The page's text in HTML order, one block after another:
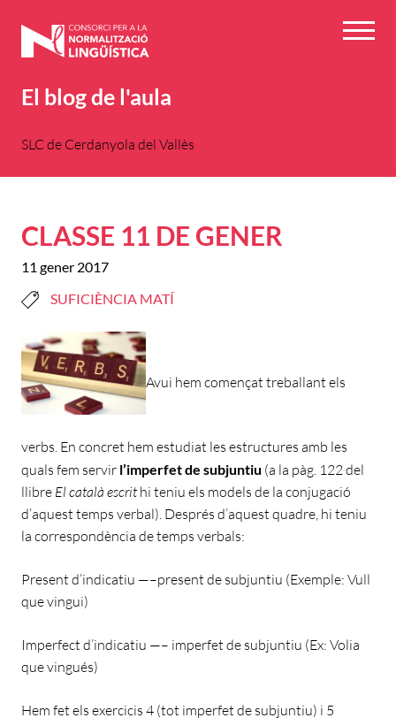
El blog de l'aula
SLC de Cerdanyola del Vallès
CLASSE 11 DE GENER
11 gener 2017
SUFICIÈNCIA MATÍ
Avui hem començat treballant els
verbs. En concret hem estudiat les estructures amb les
quals fem servir l’imperfet de subjuntiu (a la pàg. 122 del
llibre El català escrithi teniu els models de la conjugació
d’aquest temps verbal). Després d’aquest quadre, hi teniu
la correspondència de temps verbals:
Present d’indicatiu —–present de subjuntiu (Exemple: Vull
que vingui)
Imperfect d’indicatiu —– imperfet de subjuntiu (Ex: Volia
que vingués)
Hem fet els exercicis 4 (tot imperfet de subjuntiu) i 5